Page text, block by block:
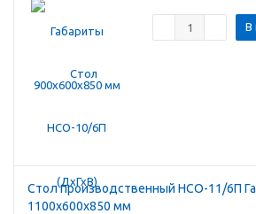
В
Стол производственный HCO-11/6П
1100х600х850 мм